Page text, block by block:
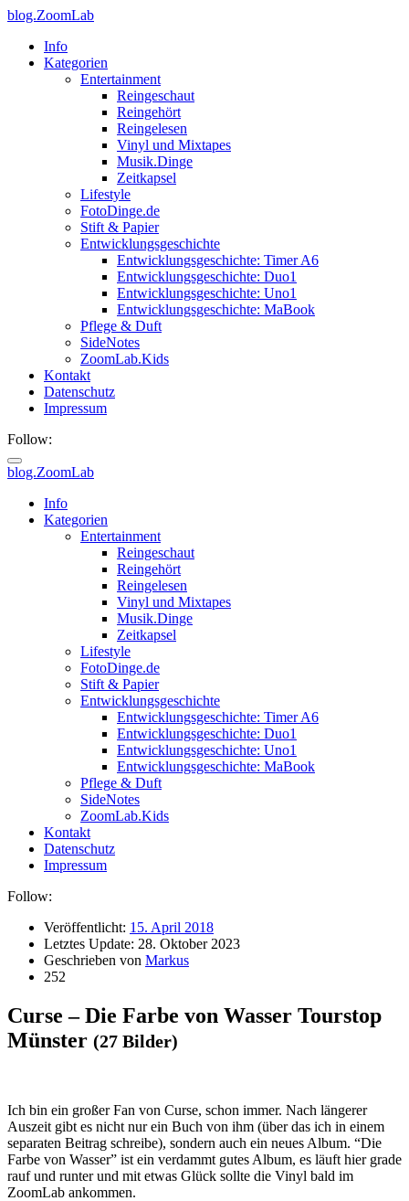
blog.ZoomLab
Info
Kategorien
Entertainment
Reingeschaut
Reingehört
Reingelesen
Vinyl und Mixtapes
Musik.Dinge
Zeitkapsel
Lifestyle
FotoDinge.de
Stift & Papier
Entwicklungsgeschichte
Entwicklungsgeschichte: Timer A6
Entwicklungsgeschichte: Duo1
Entwicklungsgeschichte: Uno1
Entwicklungsgeschichte: MaBook
Pflege & Duft
SideNotes
ZoomLab.Kids
Kontakt
Datenschutz
Impressum
Follow:
blog.ZoomLab
Info
Kategorien
Entertainment
Reingeschaut
Reingehört
Reingelesen
Vinyl und Mixtapes
Musik.Dinge
Zeitkapsel
Lifestyle
FotoDinge.de
Stift & Papier
Entwicklungsgeschichte
Entwicklungsgeschichte: Timer A6
Entwicklungsgeschichte: Duo1
Entwicklungsgeschichte: Uno1
Entwicklungsgeschichte: MaBook
Pflege & Duft
SideNotes
ZoomLab.Kids
Kontakt
Datenschutz
Impressum
Follow:
Veröffentlicht: 15. April 2018
Letztes Update: 28. Oktober 2023
Geschrieben von Markus
252
Curse – Die Farbe von Wasser Tourstop
Münster (27 Bilder)
Ich bin ein großer Fan von Curse, schon immer. Nach längerer
Auszeit gibt es nicht nur ein Buch von ihm (über das ich in einem
separaten Beitrag schreibe), sondern auch ein neues Album. “Die
Farbe von Wasser” ist ein verdammt gutes Album, es läuft hier grade
rauf und runter und mit etwas Glück sollte die Vinyl bald im
ZoomLab ankommen.